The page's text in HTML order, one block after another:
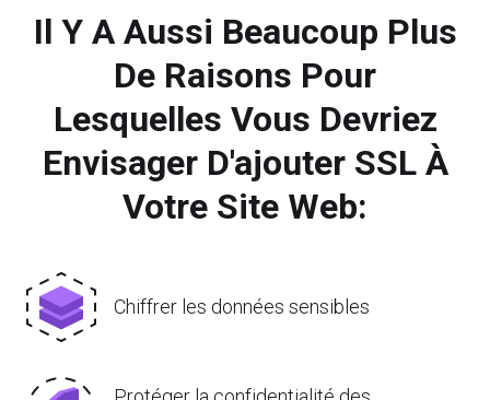
Il Y A Aussi Beaucoup Plus
De Raisons Pour
Lesquelles Vous Devriez
Envisager D'ajouter SSL À
Votre Site Web:
Chiffrer les données sensibles